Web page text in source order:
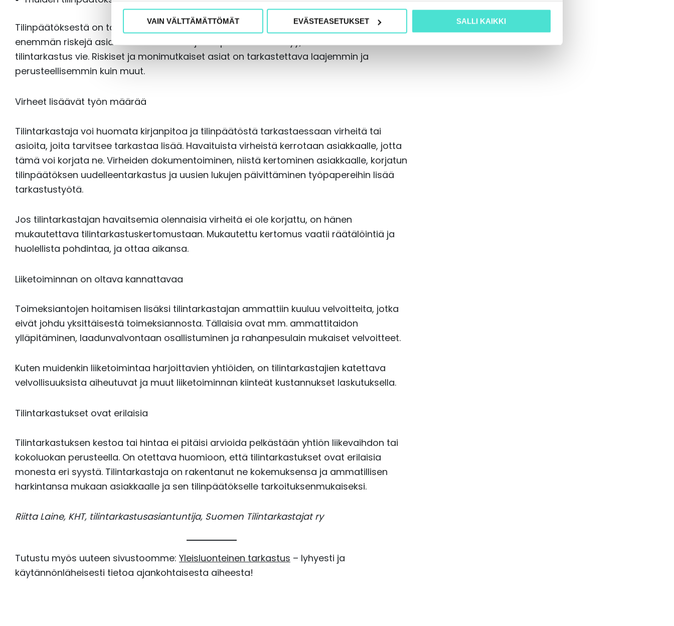
VAIN VÄLTTÄMÄTTÖMÄT EVÄSTEASETUKSET SALLI KAIKKI
Tilinpäätöksestä on tarkastettava vähintään kaikki olennaiset luvut ja tiedot. Mitä
enemmän riskejä asiakkaan toimintaan ja tilinpäätökseen liittyy, sen enemmän aikaa
tilintarkastus vie. Riskiset ja monimutkaiset asiat on tarkastettava laajemmin ja
perusteellisemmin kuin muut.
Virheet lisäävät työn määrää
Tilintarkastaja voi huomata kirjanpitoa ja tilinpäätöstä tarkastaessaan virheitä tai
asioita, joita tarvitsee tarkastaa lisää. Havaituista virheistä kerrotaan asiakkaalle, jotta
tämä voi korjata ne. Virheiden dokumentoiminen, niistä kertominen asiakkaalle, korjatun
tilinpäätöksen uudelleentarkastus ja uusien lukujen päivittäminen työpapereihin lisää
tarkastustyötä.
Jos tilintarkastajan havaitsemia olennaisia virheitä ei ole korjattu, on hänen
mukautettava tilintarkastuskertomustaan. Mukautettu kertomus vaatii räätälöintiä ja
huolellista pohdintaa, ja ottaa aikansa.
Liiketoiminnan on oltava kannattavaa
Toimeksiantojen hoitamisen lisäksi tilintarkastajan ammattiin kuuluu velvoitteita, jotka
eivät johdu yksittäisestä toimeksiannosta. Tällaisia ovat mm. ammattitaidon
ylläpitäminen, laadunvalvontaan osallistuminen ja rahanpesulain mukaiset velvoitteet.
Kuten muidenkin liiketoimintaa harjoittavien yhtiöiden, on tilintarkastajien katettava
velvollisuuksista aiheutuvat ja muut liiketoiminnan kiinteät kustannukset laskutuksella.
Tilintarkastukset ovat erilaisia
Tilintarkastuksen kestoa tai hintaa ei pitäisi arvioida pelkästään yhtiön liikevaihdon tai
kokoluokan perusteella. On otettava huomioon, että tilintarkastukset ovat erilaisia
monesta eri syystä. Tilintarkastaja on rakentanut ne kokemuksensa ja ammatillisen
harkintansa mukaan asiakkaalle ja sen tilinpäätökselle tarkoituksenmukaiseksi.
Riitta Laine, KHT, tilintarkastusasiantuntija, Suomen Tilintarkastajat ry
Tutustu myös uuteen sivustoomme: Yleisluonteinen tarkastus – lyhyesti ja
käytännönläheisesti tietoa ajankohtaisesta aiheesta!